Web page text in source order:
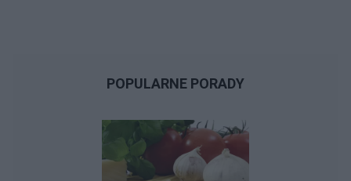
POPULARNE PORADY